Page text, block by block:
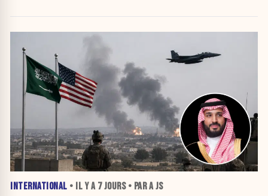
INTERNATIONAL • IL Y A 7 JOURS• PAR A JS